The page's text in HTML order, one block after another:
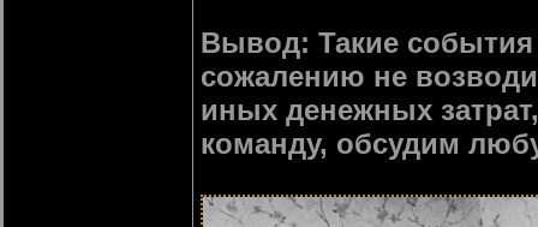
Вывод: Такие события
сожалению не
иных денежных
команду, обсудим